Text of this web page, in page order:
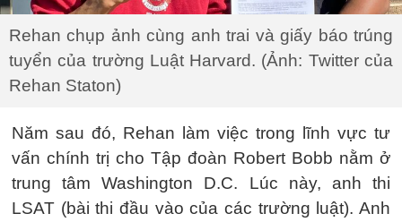
Rehan chụp ảnh cùng anh trai và giấy báo trúng
tuyển của trường Luật Harvard. (Ảnh: Twitter của
Rehan Staton)
Năm sau đó, Rehan làm việc trong lĩnh vực tư
vấn chính trị cho Tập đoàn Robert Bobb nằm ở
trung tâm Washington D.C. Lúc này, anh thi
LSAT (bài thi đầu vào của các trường luật). Anh